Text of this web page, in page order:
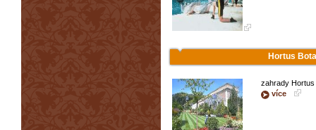
Hortus
zahrady
více